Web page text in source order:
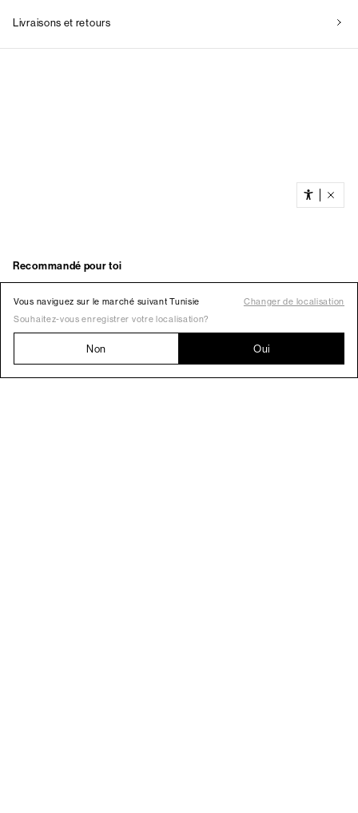
Vous naviguez sur le marché suivant Tunisie
Changer de localisation
Souhaitez-vous enregistrer votre localisation?
Non Oui